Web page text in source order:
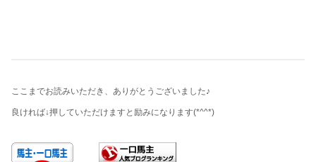
ここまでお読みいただき、ありがとうございました♪
良ければ↓押していただけますと励みになります(*^^*)